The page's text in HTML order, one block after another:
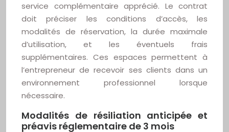
service complémentaire apprécié. Le contrat
doit préciser les conditions d’accès, les
modalités de réservation, la durée maximale
d’utilisation, et les éventuels frais
supplémentaires. Ces espaces permettent à
l’entrepreneur de recevoir ses clients dans un
environnement professionnel lorsque
nécessaire.
Modalités de résiliation anticipée et
préavis réglementaire de 3 mois